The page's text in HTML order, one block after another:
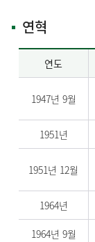
연혁
연도
1947년 9월
1951년
1951년 12월
1964년
1964년 9월